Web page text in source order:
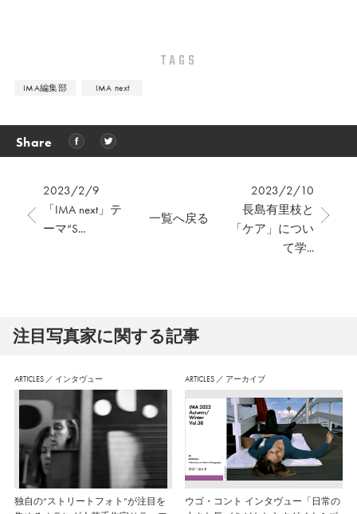
TAGS
IMA編集部 IMA next
Share
2023/2/9
「IMA next」テ
ーマ“S...
2023/2/10
長島有里枝と
「ケア」につい
て学...
一覧へ戻る
注⽬写真家に関する記事
ARTICLES ／ インタヴュー
独自の“ストリートフォト”が注目を
ARTICLES ／ アーカイブ
ウゴ・コント インタヴュー「日常の